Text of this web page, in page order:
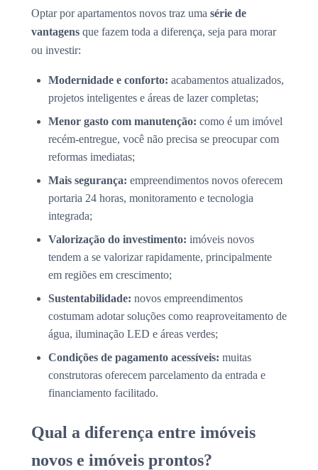
Optar por apartamentos novos traz uma série de
vantagens que fazem toda a diferença, seja para morar
ou investir:
Modernidade e conforto: acabamentos atualizados,
projetos inteligentes e áreas de lazer completas;
Menor gasto com manutenção: como é um imóvel
recém-entregue, você não precisa se preocupar com
reformas imediatas;
Mais segurança: empreendimentos novos oferecem
portaria 24 horas, monitoramento e tecnologia
integrada;
Valorização do investimento: imóveis novos
tendem a se valorizar rapidamente, principalmente
em regiões em crescimento;
Sustentabilidade: novos empreendimentos
costumam adotar soluções como reaproveitamento de
água, iluminação LED e áreas verdes;
Condições de pagamento acessíveis: muitas
construtoras oferecem parcelamento da entrada e
financiamento facilitado.
Qual a diferença entre imóveis
novos e imóveis prontos?